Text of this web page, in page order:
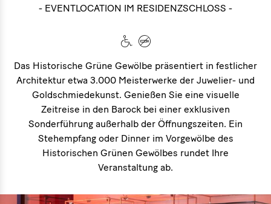
- EVENTLOCATION IM RESIDENZSCHLOSS -
Das Historische Grüne Gewölbe präsentiert in festlicher
Architektur etwa 3.000 Meisterwerke der Juwelier- und
Goldschmiedekunst. Genießen Sie eine visuelle
Zeitreise in den Barock bei einer exklusiven
Sonderführung außerhalb der Öffnungszeiten. Ein
Stehempfang oder Dinner im Vorgewölbe des
Historischen Grünen Gewölbes rundet Ihre
Veranstaltung ab.